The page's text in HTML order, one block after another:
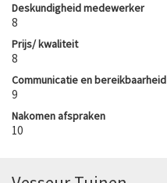
Deskundigheid medewerker
8
Prijs/ kwaliteit
8
Communicatie en bereikbaarheid
9
Nakomen afspraken
10